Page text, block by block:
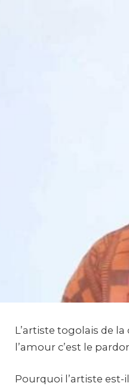
L’artiste togolais de
l’amour c’est le
Pourquoi l’artiste est-